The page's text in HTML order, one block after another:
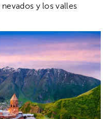
y los valles